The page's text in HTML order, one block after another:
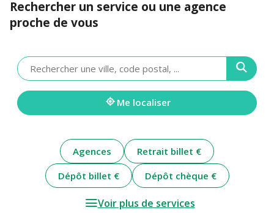
Rechercher un service ou une agence
proche de vous
Veuillez
renseigner
une
adresse
Me localiser
Agences
Retrait billet €
Dépôt billet €
Dépôt chèque €
Voir plus de services